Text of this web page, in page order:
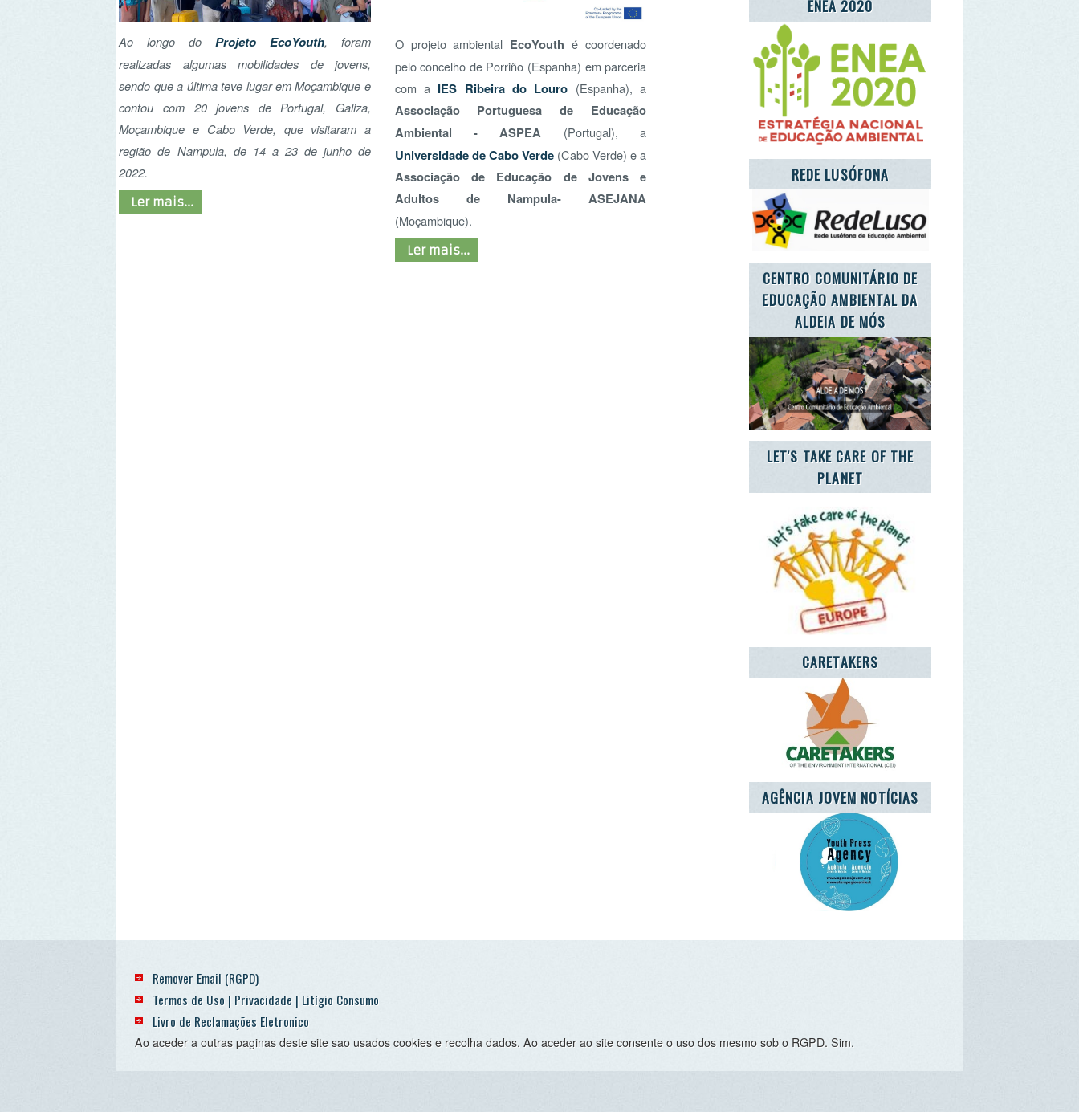
região de Nampula, de 14 a 23 de junho de
Universidade de Cabo Verde (Cabo Verde) e a
Adultos de Nampula- ASEJANA
(Moçambique).
REDE LUSÓFONA
CENTRO COMUNITÁRIO DE
EDUCAÇÃO AMBIENTAL DA
ALDEIA DE MÓS
LET'S TAKE CARE OF THE
PLANET
AGÊNCIA JOVEM NOTÍCIAS